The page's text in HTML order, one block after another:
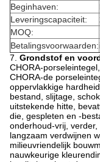
Beginhaven:
Leveringscapaciteit:
MOQ:
Betalingsvoorwaarden:
7. Grondstof en
CHORA-
CHORA-de
oppervlakkige
bestand, slijtage,
uitstekende hitte,
die, gespleten en -
onderhoud-vrij,
langzaam verdwijnen
milieuvriendelijk
nauwkeurige